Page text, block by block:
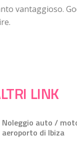
vantaggioso.
LINK
Noleggio auto /
aeroporto di Ibiza